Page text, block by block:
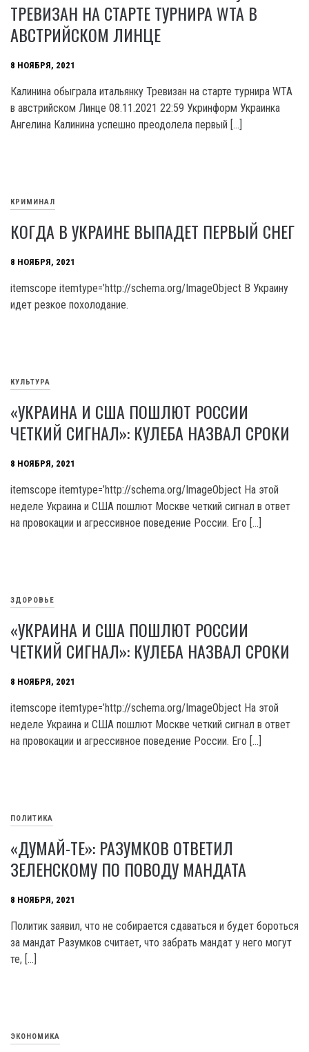
ТРЕВИЗАН НА СТАРТЕ ТУРНИРА WTA В
АВСТРИЙСКОМ ЛИНЦЕ
8 НОЯБРЯ, 2021
Калинина обыграла итальянку Тревизан на старте турнира WTA
в австрийском Линце 08.11.2021 22:59 Укринформ Украинка
Ангелина Калинина успешно преодолела первый […]
КРИМИНАЛ
КОГДА В УКРАИНЕ ВЫПАДЕТ ПЕРВЫЙ СНЕГ
8 НОЯБРЯ, 2021
itemscope itemtype=’http://schema.org/ImageObject В Украину
идет резкое похолодание.
КУЛЬТУРА
«УКРАИНА И США ПОШЛЮТ РОССИИ
ЧЕТКИЙ СИГНАЛ»: КУЛЕБА НАЗВАЛ СРОКИ
8 НОЯБРЯ, 2021
itemscope itemtype=’http://schema.org/ImageObject На этой
неделе Украина и США пошлют Москве четкий сигнал в ответ
на провокации и агрессивное поведение России. Его […]
ЗДОРОВЬЕ
«УКРАИНА И США ПОШЛЮТ РОССИИ
ЧЕТКИЙ СИГНАЛ»: КУЛЕБА НАЗВАЛ СРОКИ
8 НОЯБРЯ, 2021
itemscope itemtype=’http://schema.org/ImageObject На этой
неделе Украина и США пошлют Москве четкий сигнал в ответ
на провокации и агрессивное поведение России. Его […]
ПОЛИТИКА
«ДУМАЙ-ТЕ»: РАЗУМКОВ ОТВЕТИЛ
ЗЕЛЕНСКОМУ ПО ПОВОДУ МАНДАТА
8 НОЯБРЯ, 2021
Политик заявил, что не собирается сдаваться и будет бороться
за мандат Разумков считает, что забрать мандат у него могут
те, […]
ЭКОНОМИКА